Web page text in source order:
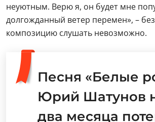
неуютным. Верю я, он будет мне
долгожданный ветер перемен», – без
композицию слушать невозможно.
Песня «Белые
Юрий Шатунов
два месяца